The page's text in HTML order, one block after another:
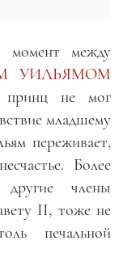
между
УИЛЬЯМОМ
принц не мог
младшему
переживает,
Более
члены
II, тоже не
печальной